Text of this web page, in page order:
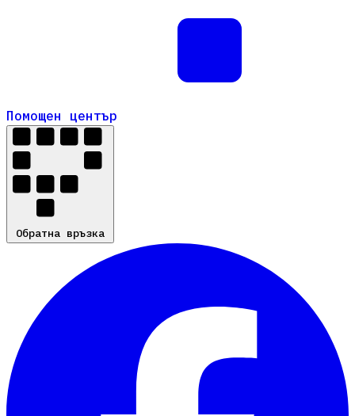
Помощен център
Помощен център
Обратна връзка
Обратна връзка